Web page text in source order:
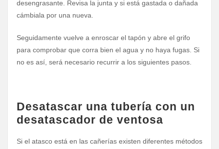
desengrasante. Revisa la junta y si está gastada o dañada
cámbiala por una nueva.
Seguidamente vuelve a enroscar el tapón y abre el grifo
para comprobar que corra bien el agua y no haya fugas. Si
no es así, será necesario recurrir a los siguientes pasos.
Desatascar una tubería con un
desatascador de ventosa
Si el atasco está en las cañerías existen diferentes métodos